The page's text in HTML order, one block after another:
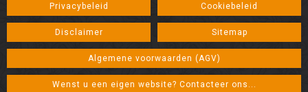
Privacybeleid Cookiebeleid
Disclaimer Sitemap
Algemene voorwaarden (AGV)
Wenst u een eigen website? Contacteer ons...